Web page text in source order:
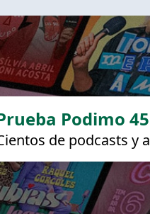
Podimo
de podcasts y